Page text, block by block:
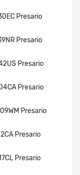
Presario
Presario
Presario
Presario
Presario
Presario
Presario